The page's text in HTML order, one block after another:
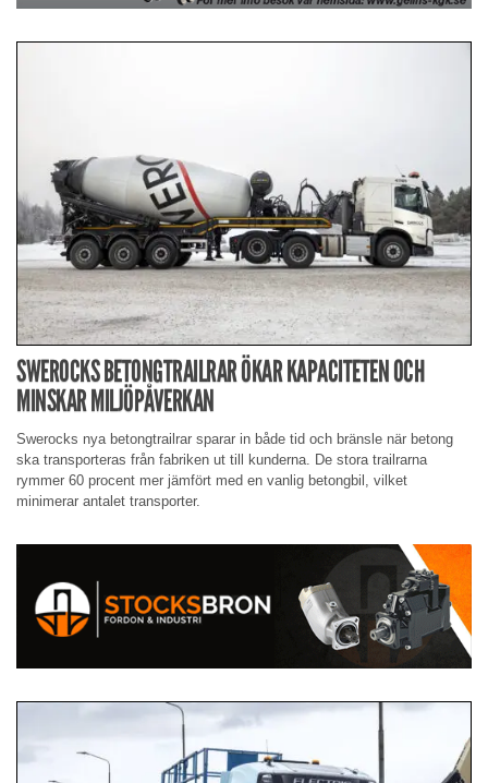
SWEROCKS BETONGTRAILRAR ÖKAR KAPACITETEN OCH
MINSKAR MILJÖPÅVERKAN
Swerocks nya betongtrailrar sparar in både tid och bränsle när betong
ska transporteras från fabriken ut till kunderna. De stora trailrarna
rymmer 60 procent mer jämfört med en vanlig betongbil, vilket
minimerar antalet transporter.